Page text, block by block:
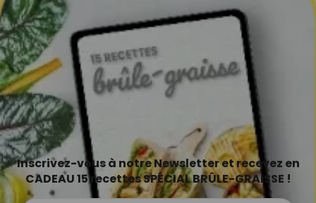
Inscrivez-vous à notre Newsletter et recevez en
CADEAU 15 recettes SPÉCIAL BRÛLE-GRAISSE !